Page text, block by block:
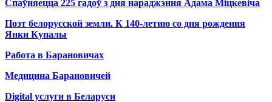
Спаўняецца 225 гадоў з дня нараджэння Адама Міцкевіча
Поэт белорусской земли. К 140-летию со дня рождения
Янки Купалы
Работа в Барановичах
Медицина Барановичей
Digital услуги в Беларуси